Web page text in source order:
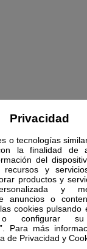
Privacidad
o tecnologías
la finalidad de
del
y
productos y
y
anuncios o
cookies pulsando
o configurar
Para más
de Privacidad y
Inicio
Empresa
Servicios
Contacto